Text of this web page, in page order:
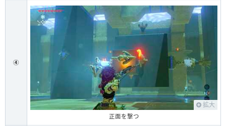
④
拡大
正面を撃つ